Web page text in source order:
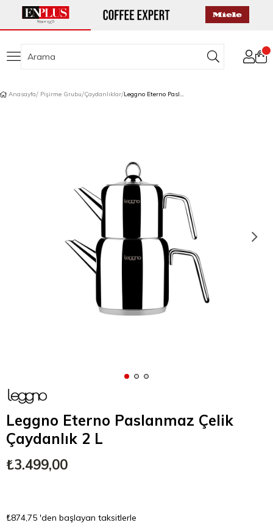
Anasayfa Pişirme Grubu Çaydanlıklar Leggno Eterno Paslanmaz Çelik Çaydanlık 2 L
Leggno Eterno Paslanmaz Çelik
Çaydanlık 2 L
₺3.499,00
₺874,75 'den başlayan taksitlerle